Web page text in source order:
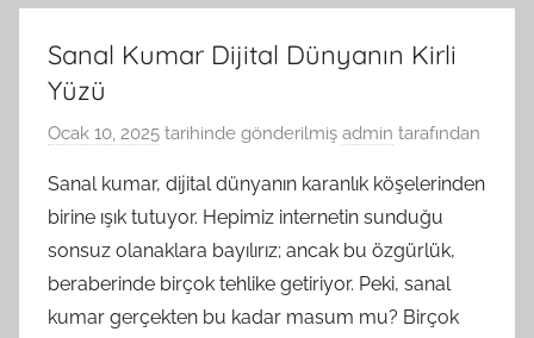
Sanal Kumar Dijital Dünyanın Kirli
Yüzü
Ocak 10, 2025 tarihinde gönderilmiş admin tarafından
Sanal kumar, dijital dünyanın karanlık köşelerinden
birine ışık tutuyor. Hepimiz internetin sunduğu
sonsuz olanaklara bayılırız; ancak bu özgürlük,
beraberinde birçok tehlike getiriyor. Peki, sanal
kumar gerçekten bu kadar masum mu? Birçok